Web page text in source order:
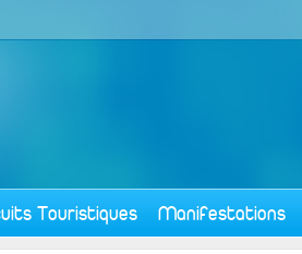
Touristiques Manifestations